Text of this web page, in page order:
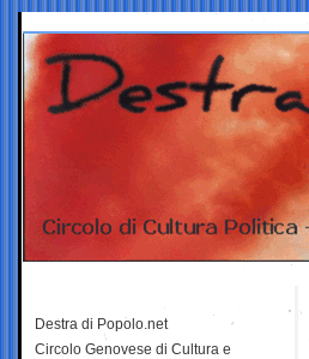
Destra di Popolo.net
Circolo Genovese di Cultura e